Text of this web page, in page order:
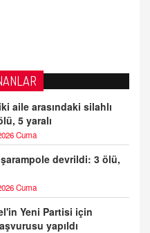
aile arasındaki silahlı
5 yaralı
Cuma
devrildi: 3 ölü,
Cuma
Yeni Partisi için
yapıldı